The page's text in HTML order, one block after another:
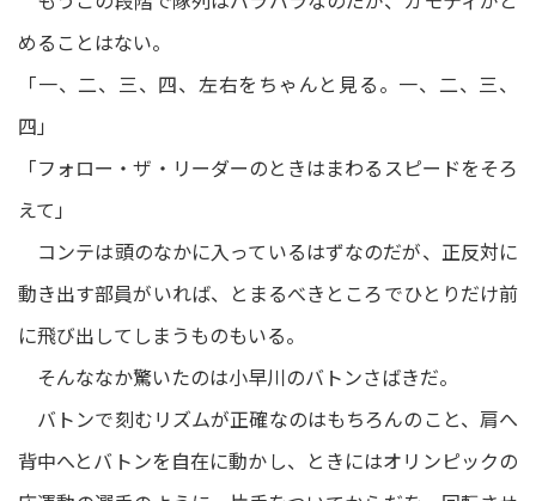
めることはない。
「一、二、三、四、左右をちゃんと見る。一、二、三、
四」
「フォロー・ザ・リーダーのときはまわるスピードをそろ
えて」
コンテは頭のなかに入っているはずなのだが、正反対に
動き出す部員がいれば、とまるべきところでひとりだけ前
に飛び出してしまうものもいる。
そんななか驚いたのは小早川のバトンさばきだ。
バトンで刻むリズムが正確なのはもちろんのこと、肩へ
背中へとバトンを自在に動かし、ときにはオリンピックの